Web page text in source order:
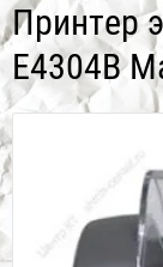
Принтер
E4304B